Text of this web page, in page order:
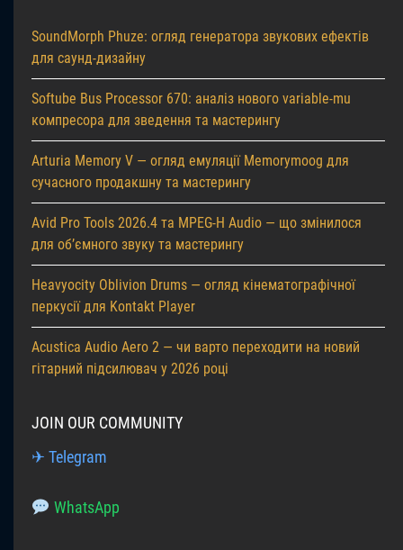
SoundMorph Phuze: огляд генератора звукових ефектів
для саунд-дизайну
Softube Bus Processor 670: аналіз нового variable-mu
компресора для зведення та мастерингу
Arturia Memory V — огляд емуляції Memorymoog для
сучасного продакшну та мастерингу
Avid Pro Tools 2026.4 та MPEG-H Audio — що змінилося
для об’ємного звуку та мастерингу
Heavyocity Oblivion Drums — огляд кінематографічної
перкусії для Kontakt Player
Acustica Audio Aero 2 — чи варто переходити на новий
гітарний підсилювач у 2026 році
JOIN OUR COMMUNITY
✈ Telegram
WhatsApp